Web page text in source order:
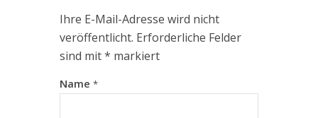
Ihre E-Mail-Adresse wird nicht
veröffentlicht. Erforderliche Felder
sind mit* markiert
Name *